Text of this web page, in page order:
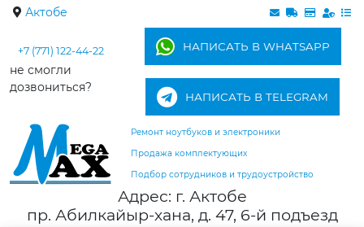
Актобе
+7 (771) 122-44-22
не смогли
дозвониться?
НАПИСАТЬ В WHATSAPP
НАПИСАТЬ В TELEGRAM
Ремонт ноутбуков и электроники
Продажа комплектующих
Подбор сотрудников и трудоустройство
Адрес: г. Актобе
пр. Абилкайыр-хана, д. 47, 6-й подъезд